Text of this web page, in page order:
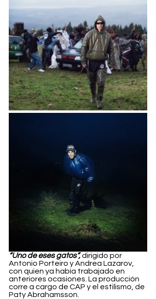
“Uno de eses gatos”, dirigido por
Antonio Porteiro y Andrea Lazarov,
con quien ya había trabajado en
anteriores ocasiones. La producción
corre a cargo de CAP y el estilismo, de
Paty Abrahamsson.